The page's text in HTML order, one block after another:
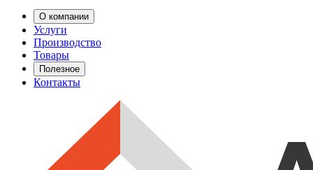
О компании
Услуги
Производство
Товары
Полезное
Контакты